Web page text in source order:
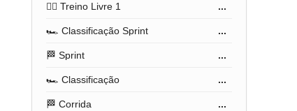
🏋️‍♂️ Treino Livre 1 ...
🏎️ Classificação Sprint ...
🏁 Sprint ...
🏎️ Classificação ...
🏁 Corrida ...